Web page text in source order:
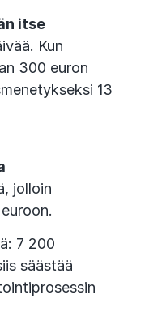
itse
Kun
300 euron
13
jolloin
7 200
säästää